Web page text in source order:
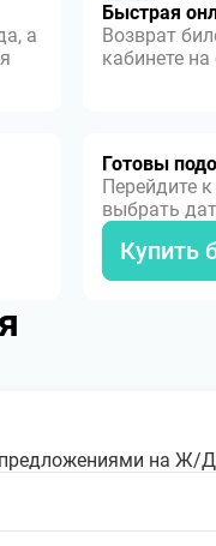
а
Быстрая
Возврат
кабинете
Готовы
Перейдите
выбрать
Купить
на Ж/